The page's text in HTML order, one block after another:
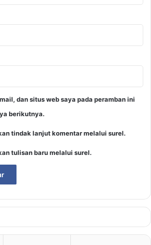
dan situs web saya pada peramban ini
berikutnya.
tindak lanjut komentar melalui surel.
tulisan baru melalui surel.